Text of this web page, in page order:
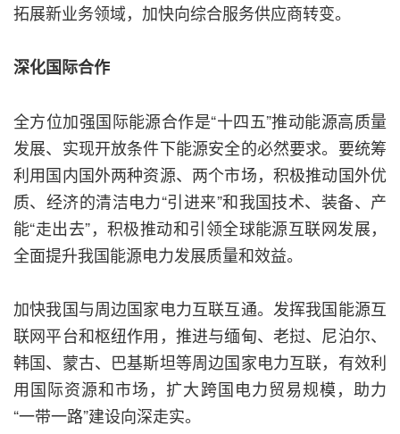
拓展新业务领域，加快向综合服务供应商转变。
深化国际合作
全方位加强国际能源合作是“十四五”推动能源高质量
发展、实现开放条件下能源安全的必然要求。要统筹
利用国内国外两种资源、两个市场，积极推动国外优
质、经济的清洁电力“引进来”和我国技术、装备、产
能“走出去”，积极推动和引领全球能源互联网发展，
全面提升我国能源电力发展质量和效益。
加快我国与周边国家电力互联互通。发挥我国能源互
联网平台和枢纽作用，推进与缅甸、老挝、尼泊尔、
韩国、蒙古、巴基斯坦等周边国家电力互联，有效利
用国际资源和市场，扩大跨国电力贸易规模，助力
“一带一路”建设向深走实。